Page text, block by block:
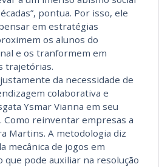
pontua. Por isso, ele
em estratégias
os alunos do
e os tranformem em
trajetórias.
da necessidade de
colaborativa e
Ysmar Vianna em seu
Como reinventar empresas a
Martins. A metodologia diz
mecânica de jogos em
que pode auxiliar na resolução